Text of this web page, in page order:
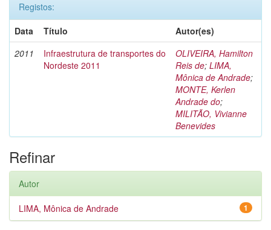
Registos:
Data
Título
Autor(es)
2011
Infraestrutura de transportes do
Nordeste 2011
OLIVEIRA, Hamilton
Reis de; LIMA,
Mônica de Andrade;
MONTE, Kerlen
Andrade do;
MILITÃO, Vivianne
Benevides
Refinar
Autor
1
LIMA, Mônica de Andrade